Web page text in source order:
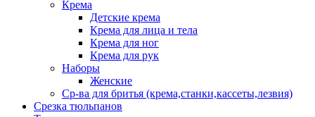
Крема
Детские крема
Крема для лица и тела
Крема для ног
Крема для рук
Наборы
Женские
Ср-ва для бритья (крема,станки,кассеты,лезвия)
Срезка тюльпанов